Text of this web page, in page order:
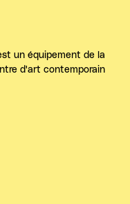
un équipement de la
d'art contemporain